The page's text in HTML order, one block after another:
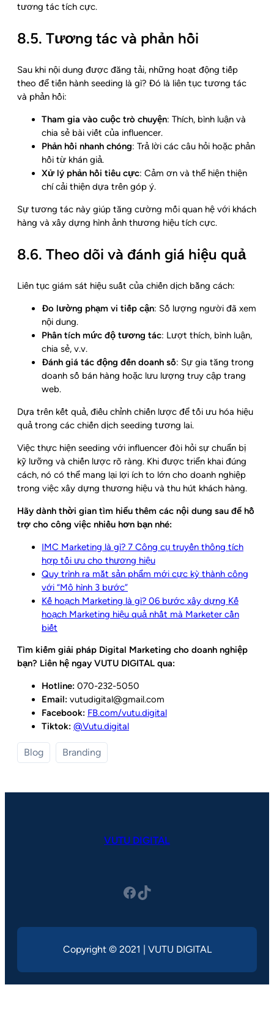
tương tác tích cực.
8.5. Tương tác và phản hồi
Sau khi nội dung được đăng tải, những hoạt động tiếp
theo để tiến hành seeding là gì? Đó là liên tục tương tác
và phản hồi:
Tham gia vào cuộc trò chuyện: Thích, bình luận và
chia sẻ bài viết của influencer.
Phản hồi nhanh chóng: Trả lời các câu hỏi hoặc phản
hồi từ khán giả.
Xử lý phản hồi tiêu cực: Cảm ơn và thể hiện thiện
chí cải thiện dựa trên góp ý.
Sự tương tác này giúp tăng cường mối quan hệ với khách
hàng và xây dựng hình ảnh thương hiệu tích cực.
8.6. Theo dõi và đánh giá hiệu quả
Liên tục giám sát hiệu suất của chiến dịch bằng cách:
Đo lường phạm vi tiếp cận: Số lượng người đã xem
nội dung.
Phân tích mức độ tương tác: Lượt thích, bình luận,
chia sẻ, v.v.
Đánh giá tác động đến doanh số: Sự gia tăng trong
doanh số bán hàng hoặc lưu lượng truy cập trang
web.
Dựa trên kết quả, điều chỉnh chiến lược để tối ưu hóa hiệu
quả trong các chiến dịch seeding tương lai.
Việc thực hiện seeding với influencer đòi hỏi sự chuẩn bị
kỹ lưỡng và chiến lược rõ ràng. Khi được triển khai đúng
cách, nó có thể mang lại lợi ích to lớn cho doanh nghiệp
trong việc xây dựng thương hiệu và thu hút khách hàng.
Hãy dành thời gian tìm hiểu thêm các nội dung sau để hỗ
trợ cho công việc nhiều hơn bạn nhé:
IMC Marketing là gì? 7 Công cụ truyền thông tích
hợp tối ưu cho thương hiệu
Quy trình ra mắt sản phẩm mới cực kỳ thành công
với “Mô hình 3 bước”
Kế hoạch Marketing là gì? 06 bước xây dựng Kế
hoạch Marketing hiệu quả nhất mà Marketer cần
biết
Tìm kiếm giải pháp Digital Marketing cho doanh nghiệp
bạn? Liên hệ ngay VUTU DIGITAL qua:
Hotline: 070-232-5050
Email: vutudigital@gmail.com
Facebook: FB.com/vutu.digital
Tiktok: @Vutu.digital
Blog Branding
VUTU DIGITAL
Facebook TikTok
Copyright © 2021 | VUTU DIGITAL